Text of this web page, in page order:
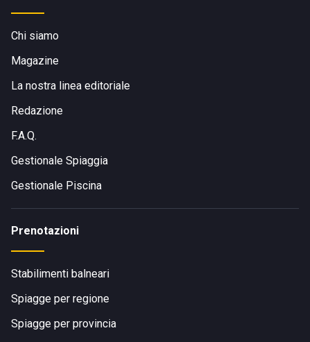
Chi siamo
Magazine
La nostra linea editoriale
Redazione
F.A.Q.
Gestionale Spiaggia
Gestionale Piscina
Prenotazioni
Stabilimenti balneari
Spiagge per regione
Spiagge per provincia